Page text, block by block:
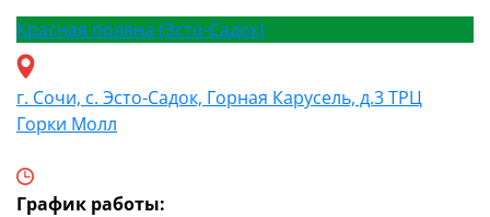
Красная поляна (Эсто-Садок)
г. Сочи, с. Эсто-Садок, Горная Карусель, д.3 ТРЦ
Горки Молл
График работы: